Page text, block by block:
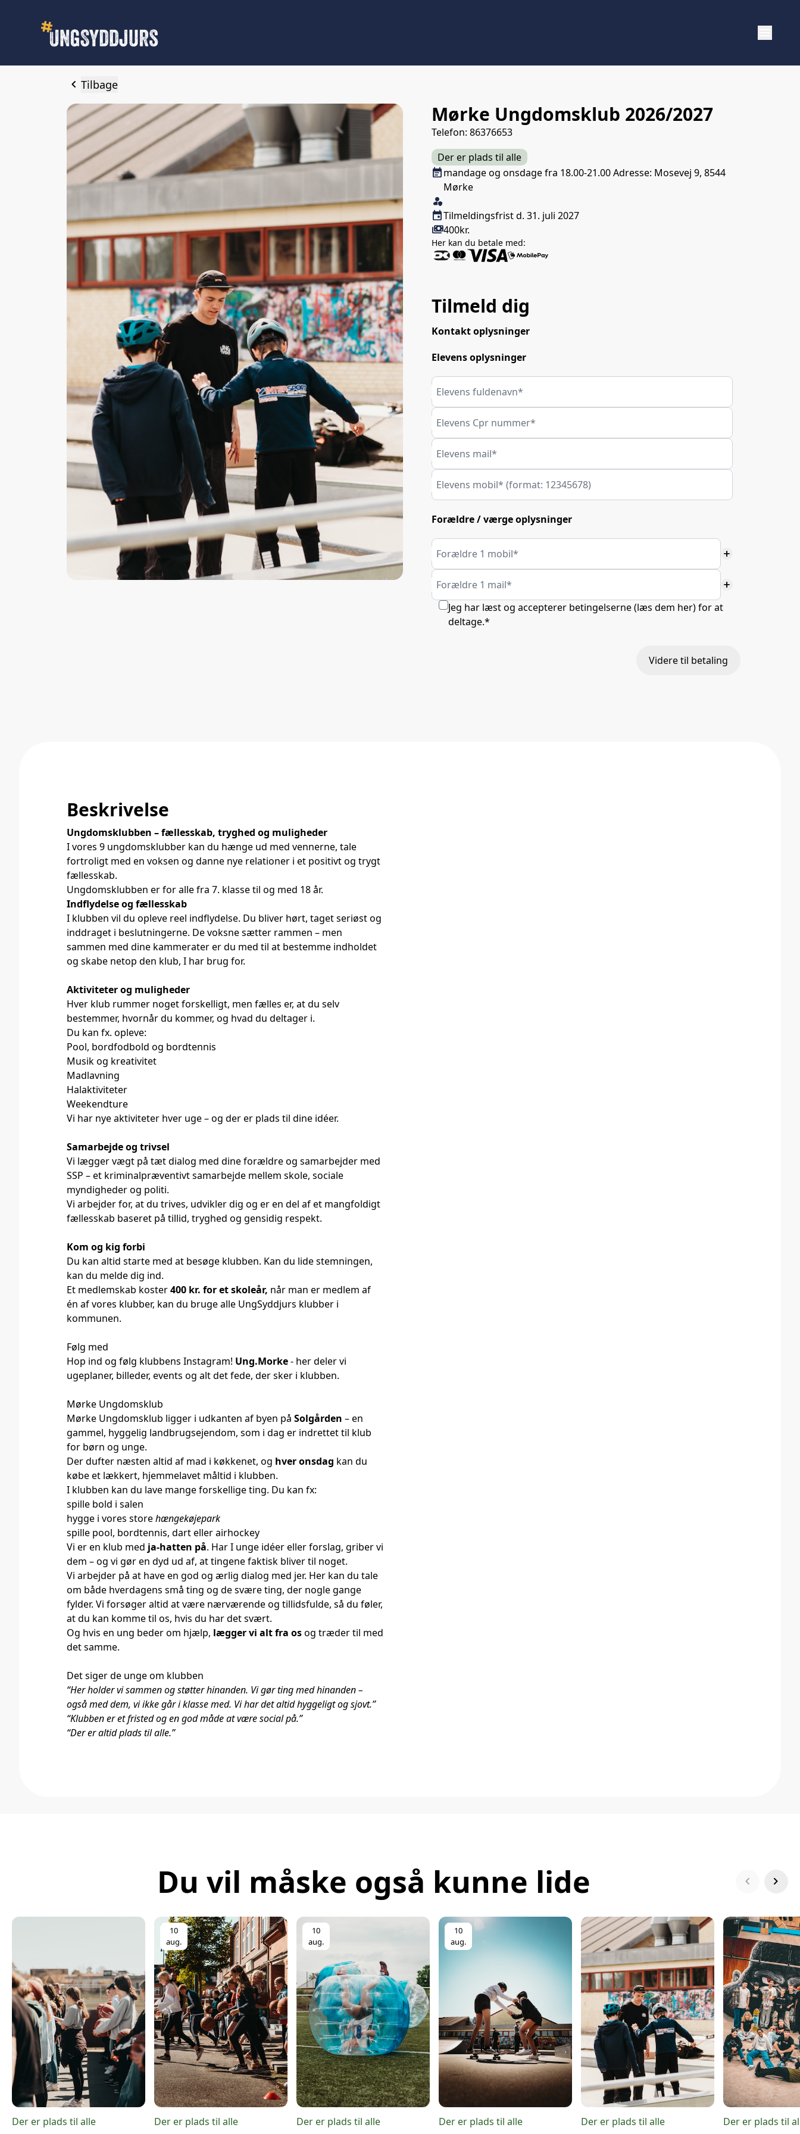
chevron_left Tilbage
Mørke Ungdomsklub 2026/2027
Telefon: 86376653
Der er plads til alle
Næste lektion
event_notemandage og onsdage fra 18.00-21.00 Adresse: Mosevej 9, 8544
Mørke
Klasse/Aldersbegrænsning
person_shield
Tilmeldingsfrist
eventTilmeldingsfrist d. 31. juli 2027
Pris
payments400kr.
Her kan du betale med:
Tilmeld dig
Kontakt oplysninger
Elevens oplysninger
Elevens fuldenavn*
Elevens Cpr nummer*
Elevens mail*
Elevens mobil* (format: 12345678)
Forældre / værge oplysninger
Forældre 1 mobil* add
Forældre 1 mail* add
Jeg har læst og accepterer betingelserne (læs dem her) for at
deltage.*
Videre til betaling
Beskrivelse
Ungdomsklubben – fællesskab, tryghed og muligheder
I vores 9 ungdomsklubber kan du hænge ud med vennerne, tale
fortroligt med en voksen og danne nye relationer i et positivt og trygt
fællesskab.
Ungdomsklubben er for alle fra 7. klasse til og med 18 år.
Indflydelse og fællesskab
I klubben vil du opleve reel indflydelse. Du bliver hørt, taget seriøst og
inddraget i beslutningerne. De voksne sætter rammen – men
sammen med dine kammerater er du med til at bestemme indholdet
og skabe netop den klub, I har brug for.
Aktiviteter og muligheder
Hver klub rummer noget forskelligt, men fælles er, at du selv
bestemmer, hvornår du kommer, og hvad du deltager i.
Du kan fx. opleve:
Pool, bordfodbold og bordtennis
Musik og kreativitet
Madlavning
Halaktiviteter
Weekendture
Vi har nye aktiviteter hver uge – og der er plads til dine idéer.
Samarbejde og trivsel
Vi lægger vægt på tæt dialog med dine forældre og samarbejder med
SSP – et kriminalpræventivt samarbejde mellem skole, sociale
myndigheder og politi.
Vi arbejder for, at du trives, udvikler dig og er en del af et mangfoldigt
fællesskab baseret på tillid, tryghed og gensidig respekt.
Kom og kig forbi
Du kan altid starte med at besøge klubben. Kan du lide stemningen,
kan du melde dig ind.
Et medlemskab koster400 kr. for et skoleår, når man er medlem af
én af vores klubber, kan du bruge alle UngSyddjurs klubber i
kommunen.
Følg med
Hop ind og følg klubbens Instagram! Ung.Morke- her deler vi
ugeplaner, billeder, events og alt det fede, der sker i klubben.
Mørke Ungdomsklub
Mørke Ungdomsklub ligger i udkanten af byen på Solgården – en
gammel, hyggelig landbrugsejendom, som i dag er indrettet til klub
for børn og unge.
Der dufter næsten altid af mad i køkkenet, og hver onsdag kan du
købe et lækkert, hjemmelavet måltid i klubben.
I klubben kan du lave mange forskellige ting. Du kan fx:
spille bold i salen
hygge i vores storehængekøjepark
spille pool, bordtennis, dart eller airhockey
Vi er en klub med ja-hatten på. Har I unge idéer eller forslag, griber vi
dem – og vi gør en dyd ud af, at tingene faktisk bliver til noget.
Vi arbejder på at have en god og ærlig dialog med jer. Her kan du tale
om både hverdagens små ting og de svære ting, der nogle gange
fylder. Vi forsøger altid at være nærværende og tillidsfulde, så du føler,
at du kan komme til os, hvis du har det svært.
Og hvis en ung beder om hjælp, lægger vi alt fra osog træder til med
det samme.
Det siger de unge om klubben
“Her holder vi sammen og støtter hinanden. Vi gør ting med hinanden –
også med dem, vi ikke går i klasse med. Vi har det altid hyggeligt og sjovt.”
“Klubben er et fristed og en god måde at være social på.”
“Der er altid plads til alle.”
Du vil måske også kunne lide chevron_left chevron_right
Der er plads til alle
10
aug.
Der er plads til alle
10
aug.
Der er plads til alle
10
aug.
Der er plads til alle Der er plads til alle Der er plads til